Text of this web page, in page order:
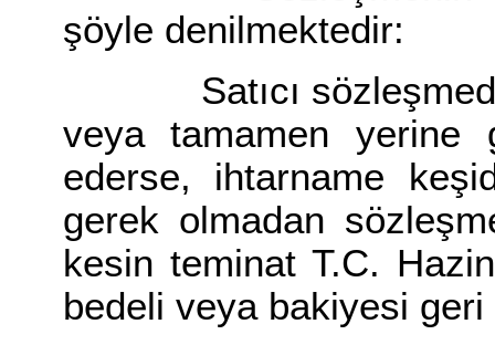
şöyle denilmektedir:
Satıcı sözleşmede
veya tamamen yerine
ederse, ihtarname
gerek olmadan
kesin teminat T.C.
bedeli veya bakiyesi